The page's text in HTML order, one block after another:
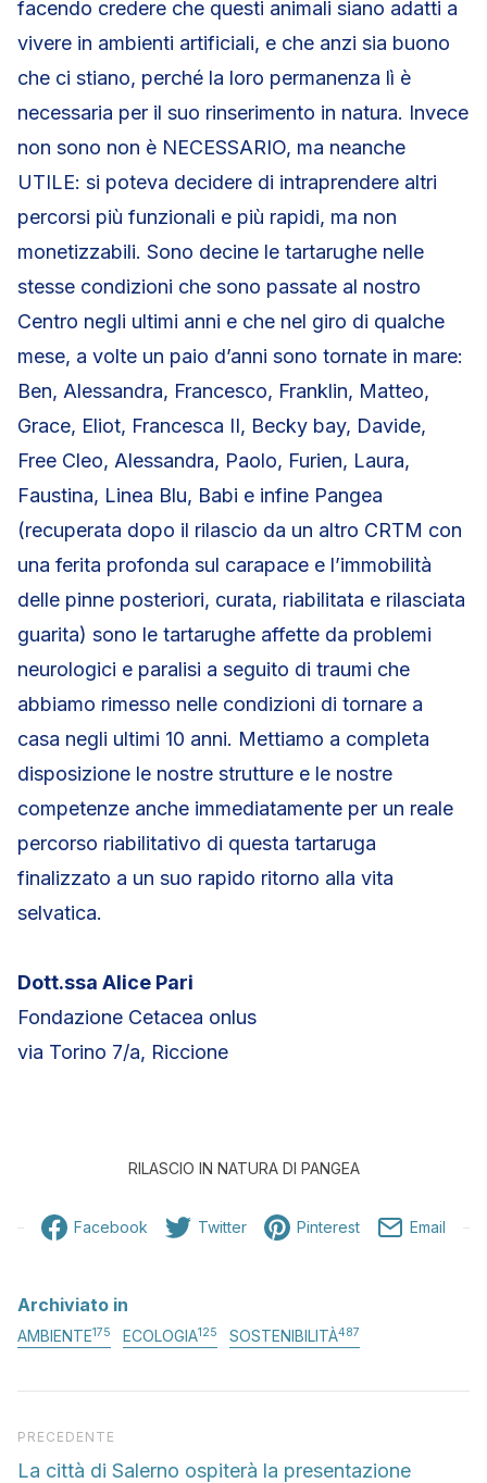
facendo credere che questi animali siano adatti a
vivere in ambienti artificiali, e che anzi sia buono
che ci stiano, perché la loro permanenza lì è
necessaria per il suo rinserimento in natura. Invece
non sono non è NECESSARIO, ma neanche
UTILE: si poteva decidere di intraprendere altri
percorsi più funzionali e più rapidi, ma non
monetizzabili. Sono decine le tartarughe nelle
stesse condizioni che sono passate al nostro
Centro negli ultimi anni e che nel giro di qualche
mese, a volte un paio d’anni sono tornate in mare:
Ben, Alessandra, Francesco, Franklin, Matteo,
Grace, Eliot, Francesca II, Becky bay, Davide,
Free Cleo, Alessandra, Paolo, Furien, Laura,
Faustina, Linea Blu, Babi e infine Pangea
(recuperata dopo il rilascio da un altro CRTM con
una ferita profonda sul carapace e l’immobilità
delle pinne posteriori, curata, riabilitata e rilasciata
guarita) sono le tartarughe affette da problemi
neurologici e paralisi a seguito di traumi che
abbiamo rimesso nelle condizioni di tornare a
casa negli ultimi 10 anni. Mettiamo a completa
disposizione le nostre strutture e le nostre
competenze anche immediatamente per un reale
percorso riabilitativo di questa tartaruga
finalizzato a un suo rapido ritorno alla vita
selvatica.
Dott.ssa Alice Pari
Fondazione Cetacea onlus
via Torino 7/a, Riccione
RILASCIO IN NATURA DI PANGEA
Facebook Twitter Pinterest Email
Archiviato in
AMBIENTE175 ECOLOGIA125 SOSTENIBILITÀ487
Articolo precedente
PRECEDENTE
La città di Salerno ospiterà la presentazione